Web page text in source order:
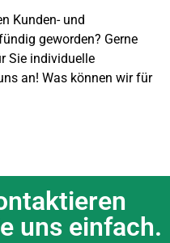
Kunden- und
geworden? Gerne
Sie individuelle
an! Was können wir für
uns einfach.